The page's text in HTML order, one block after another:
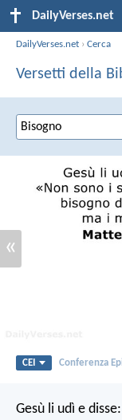
DailyVerses.net
DailyVerses.net ›Cerca
Versetti della
«
CEI Conferenza
Gesù li udì e